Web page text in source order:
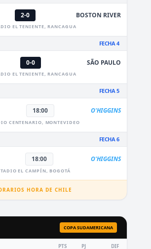
2-0 BOSTON RIVER
EL TENIENTE, RANCAGUA
FECHA 4
0-0 SÃO PAULO
EL TENIENTE, RANCAGUA
FECHA 5
18:00 O'HIGGINS
CENTENARIO, MONTEVIDEO
FECHA 6
18:00 O'HIGGINS
EL CAMPÍN, BOGOTÁ
HORA DE CHILE
COPA SUDAMERICANA
PTS PJ DIF